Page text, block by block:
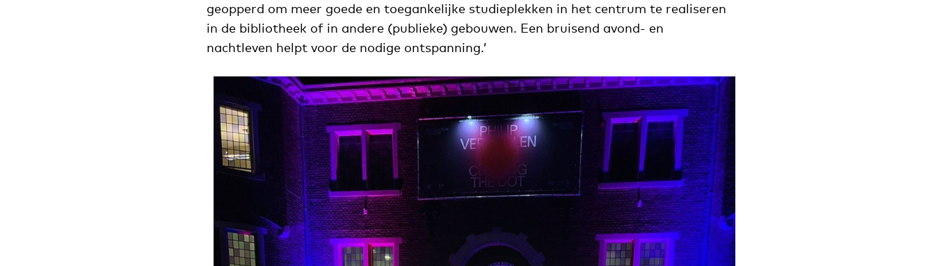
geopperd om meer goede en toegankelijke studieplekken in het centrum te realiseren
in de bibliotheek of in andere (publieke) gebouwen. Een bruisend avond- en
nachtleven helpt voor de nodige ontspanning.’